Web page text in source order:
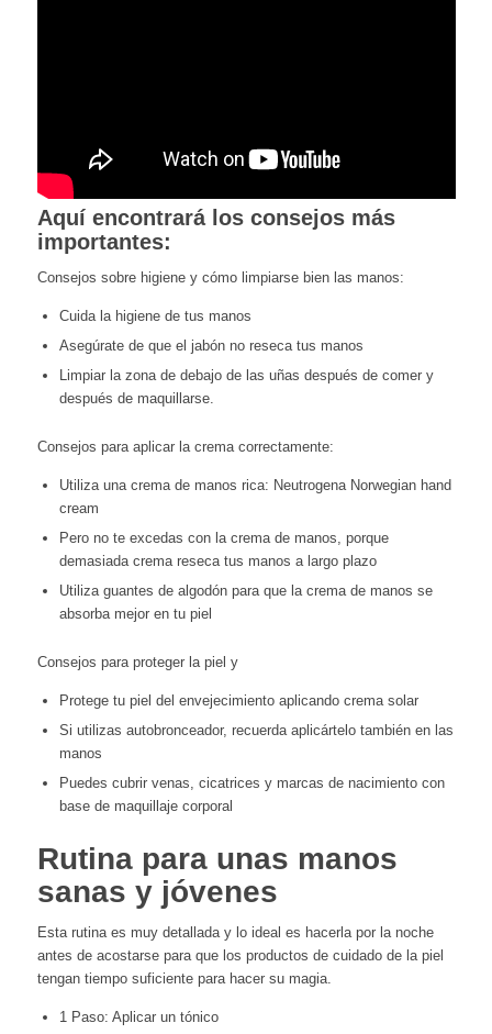
Aquí encontrará los consejos más
importantes:
Consejos sobre higiene y cómo limpiarse bien las manos:
Cuida la higiene de tus manos
Asegúrate de que el jabón no reseca tus manos
Limpiar la zona de debajo de las uñas después de comer y
después de maquillarse.
Consejos para aplicar la crema correctamente:
Utiliza una crema de manos rica: Neutrogena Norwegian hand
cream
Pero no te excedas con la crema de manos, porque
demasiada crema reseca tus manos a largo plazo
Utiliza guantes de algodón para que la crema de manos se
absorba mejor en tu piel
Consejos para proteger la piel y
Protege tu piel del envejecimiento aplicando crema solar
Si utilizas autobronceador, recuerda aplicártelo también en las
manos
Puedes cubrir venas, cicatrices y marcas de nacimiento con
base de maquillaje corporal
Rutina para unas manos
sanas y jóvenes
Esta rutina es muy detallada y lo ideal es hacerla por la noche
antes de acostarse para que los productos de cuidado de la piel
tengan tiempo suficiente para hacer su magia.
1 Paso: Aplicar un tónico